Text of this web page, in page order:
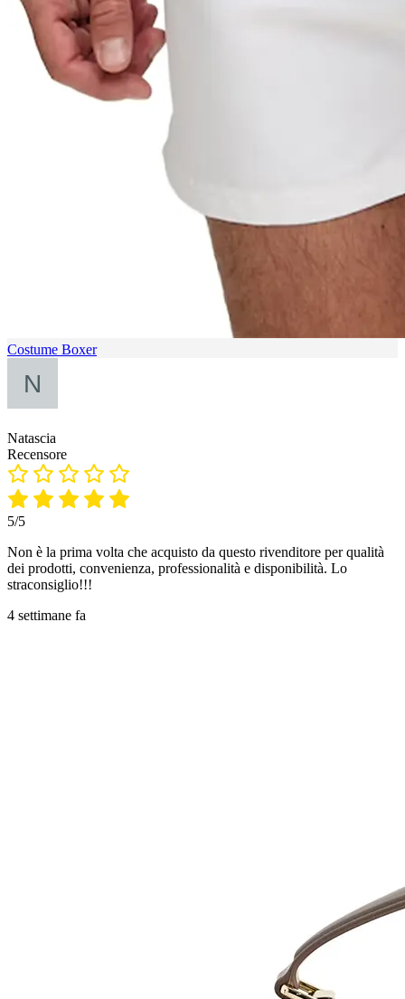
Costume Boxer
Natascia
Recensore
5/5
Non è la prima volta che acquisto da questo rivenditore per qualità
dei prodotti, convenienza, professionalità e disponibilità. Lo
straconsiglio!!!
4 settimane fa